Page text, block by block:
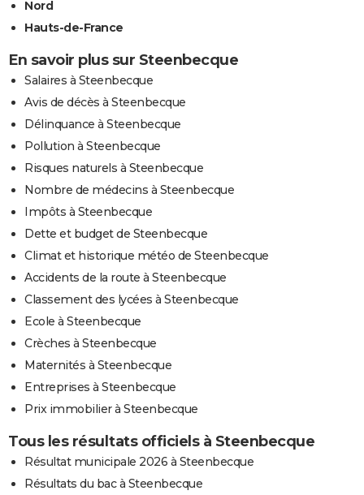
Nord
Hauts-de-France
En savoir plus sur Steenbecque
Salaires à Steenbecque
Avis de décès à Steenbecque
Délinquance à Steenbecque
Pollution à Steenbecque
Risques naturels à Steenbecque
Nombre de médecins à Steenbecque
Impôts à Steenbecque
Dette et budget de Steenbecque
Climat et historique météo de Steenbecque
Accidents de la route à Steenbecque
Classement des lycées à Steenbecque
Ecole à Steenbecque
Crèches à Steenbecque
Maternités à Steenbecque
Entreprises à Steenbecque
Prix immobilier à Steenbecque
Tous les résultats officiels à Steenbecque
Résultat municipale 2026 à Steenbecque
Résultats du bac à Steenbecque